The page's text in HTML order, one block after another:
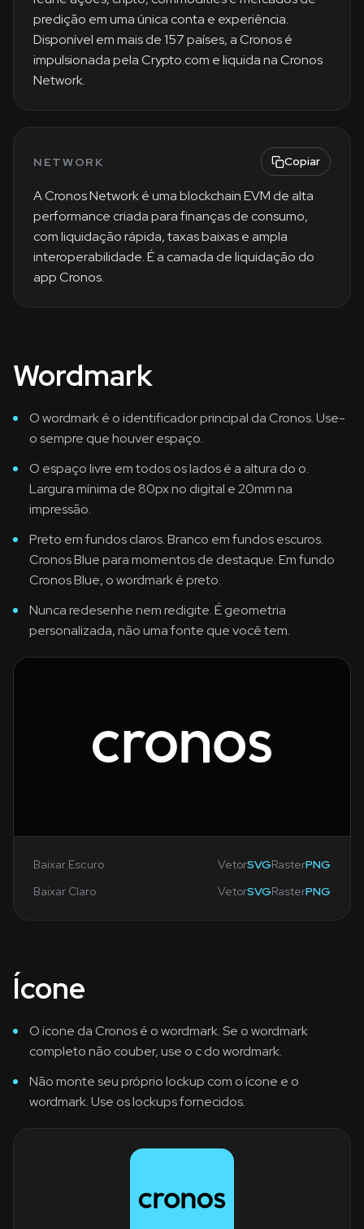
predição em uma única conta e experiência.
Disponível em mais de 157 países, a Cronos é
impulsionada pela Crypto.com e liquida na Cronos
Network.
NETWORK Copiar
A Cronos Network é uma blockchain EVM de alta
performance criada para finanças de consumo,
com liquidação rápida, taxas baixas e ampla
interoperabilidade. É a camada de liquidação do
app Cronos.
Wordmark
O wordmark é o identificador principal da Cronos. Use-
o sempre que houver espaço.
O espaço livre em todos os lados é a altura do o.
Largura mínima de 80px no digital e 20mm na
impressão.
Preto em fundos claros. Branco em fundos escuros.
Cronos Blue para momentos de destaque. Em fundo
Cronos Blue, o wordmark é preto.
Nunca redesenhe nem redigite. É geometria
personalizada, não uma fonte que você tem.
Baixar Escuro VetorSVGRasterPNG
Baixar Claro
VetorSVGRasterPNG
Ícone
O ícone da Cronos é o wordmark. Se o wordmark
completo não couber, use o c do wordmark.
Não monte seu próprio lockup com o ícone e o
wordmark. Use os lockups fornecidos.